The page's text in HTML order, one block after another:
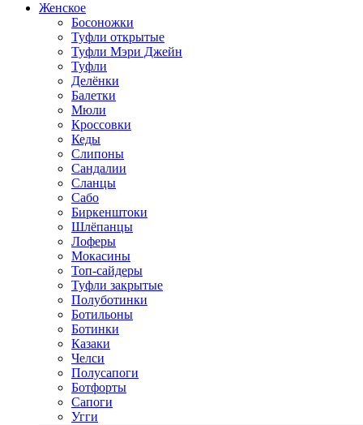
Женское
Босоножки
Туфли открытые
Туфли Мэри Джейн
Туфли
Делёнки
Балетки
Мюли
Кроссовки
Кеды
Слипоны
Сандалии
Сланцы
Сабо
Биркенштоки
Шлёпанцы
Лоферы
Мокасины
Топ-сайдеры
Туфли закрытые
Полуботинки
Ботильоны
Ботинки
Казаки
Челси
Полусапоги
Ботфорты
Сапоги
Угги